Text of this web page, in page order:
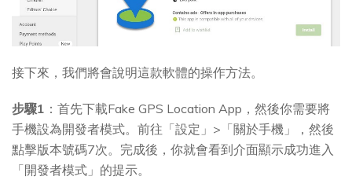
接下來，我們將會說明這款軟體的操作方法。
步驟1 ：首先下載Fake GPS Location App，然後你需要將
手機設為開發者模式。前往「設定」>「關於手機」，然後
點擊版本號碼7次。完成後，你就會看到介面顯示成功進入
「開發者模式」的提示。